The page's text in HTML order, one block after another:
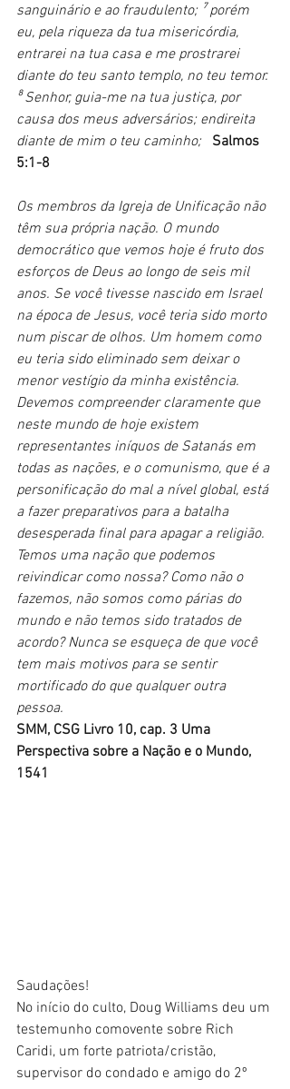
sanguinário e ao fraudulento; ⁷ porém
eu, pela riqueza da tua misericórdia,
entrarei na tua casa e me prostrarei
diante do teu santo templo, no teu temor.
⁸ Senhor, guia-me na tua justiça, por
causa dos meus adversários; endireita
diante de mim o teu caminho;
Salmos
5:1-8
Os membros da Igreja de Unificação não
têm sua própria nação. O mundo
democrático que vemos hoje é fruto dos
esforços de Deus ao longo de seis mil
anos. Se você tivesse nascido em Israel
na época de Jesus, você teria sido morto
num piscar de olhos. Um homem como
eu teria sido eliminado sem deixar o
menor vestígio da minha existência.
Devemos compreender claramente que
neste mundo de hoje existem
representantes iníquos de Satanás em
todas as nações, e o comunismo, que é a
personificação do mal a nível global, está
a fazer preparativos para a batalha
desesperada final para apagar a religião.
Temos uma nação que podemos
reivindicar como nossa? Como não o
fazemos, não somos como párias do
mundo e não temos sido tratados de
acordo? Nunca se esqueça de que você
tem mais motivos para se sentir
mortificado do que qualquer outra
pessoa.
SMM, CSG Livro 10, cap. 3 Uma
Perspectiva sobre a Nação e o Mundo,
1541
Saudações!
No início do culto, Doug Williams deu um
testemunho comovente sobre Rich
Caridi, um forte patriota/cristão,
supervisor do condado e amigo do 2º